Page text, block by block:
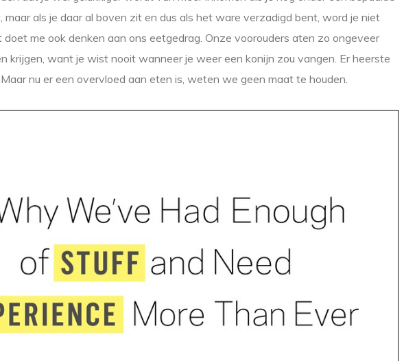
maar als je daar al boven zit en dus als het ware verzadigd bent, word je niet
doet me ook denken aan ons eetgedrag. Onze voorouders aten zo ongeveer
krijgen, want je wist nooit wanneer je weer een konijn zou vangen. Er heerste
nu er een overvloed aan eten is, weten we geen maat te houden.